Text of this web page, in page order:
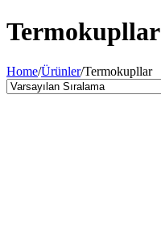
Termokupllar
Home/Ürünler/Termokupllar